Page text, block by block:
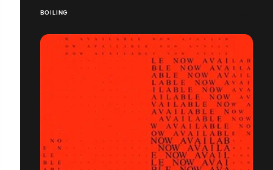
BOILING